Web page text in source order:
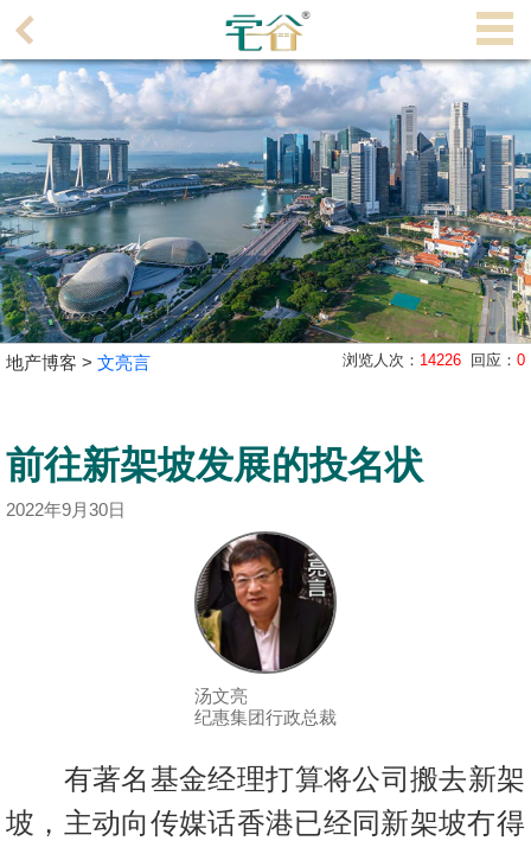
理
主
页
搵
楼/
成
交
业
主
宅
谷
产
地产博客 > 文亮言 浏览人次： 14226 回应： 0
前往新架坡发展的投名状
2022年9月30日
汤文亮
纪惠集团行政总裁
有著名基金经理打算将公司搬去新架
坡，主动向传媒话香港已经同新架坡冇得